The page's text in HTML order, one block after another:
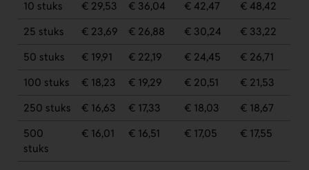
10 stuks € 29,53 € 36,04 € 42,47
€ 48,42
25 stuks
€ 23,69 € 26,88 € 30,24
€ 33,22
50 stuks
€ 19,91 € 22,19 € 24,45
€ 26,71
100 stuks
€ 18,23 € 19,29 € 20,51
€ 21,53
250 stuks
€ 16,63 € 17,33 € 18,03
€ 18,67
500
stuks
€ 16,01 € 16,51 € 17,05 € 17,55